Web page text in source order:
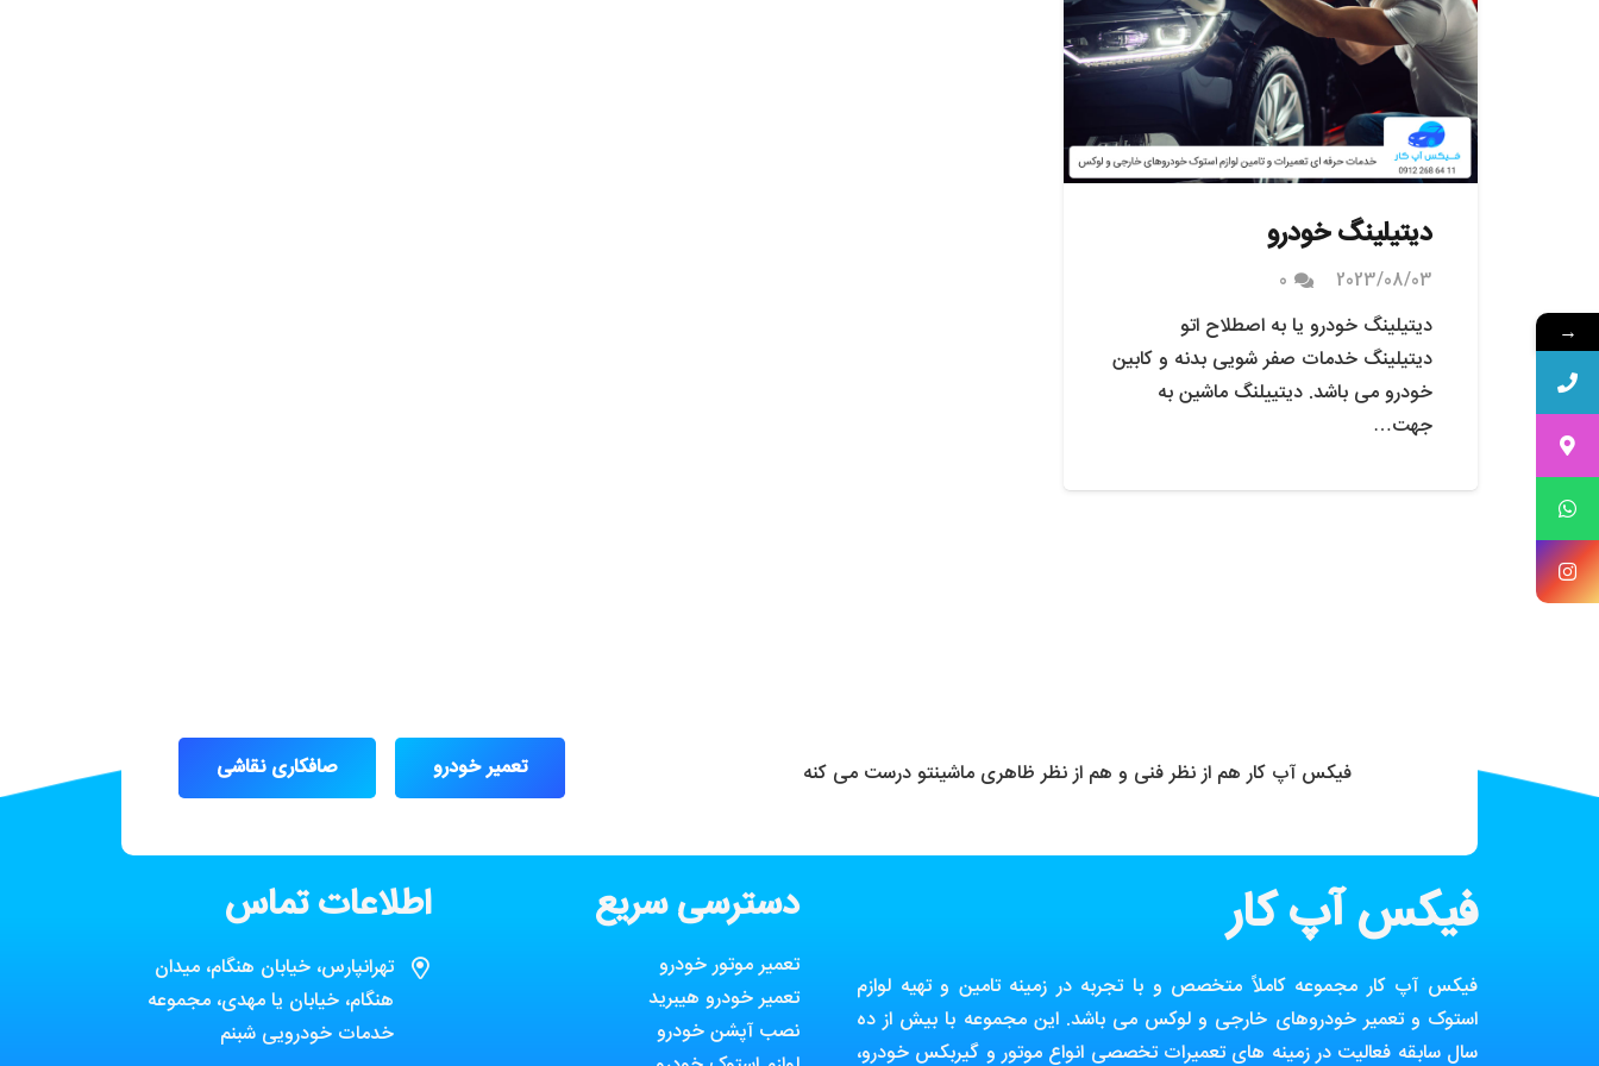
دیتیلینگ خودرو
2023/08/03
0
دیتیلینگ خودرو یا به اصطلاح اتو
دیتیلینگ خدمات صفر شویی بدنه و کابین
خودرو می باشد. دیتییلنگ ماشین به
جهت…
فیکس آپ کار هم از نظر فنی و هم از نظر ظاهری ماشینتو درست می کنه تعمیر خودرو صافکاری نقاشی
فیکس آپ کار
فیکس آپ کار مجموعه کاملاً متخصص و با تجربه در زمینه تامین و تهیه لوازم
استوک و تعمیر خودروهای خارجی و لوکس می باشد. این مجموعه با بیش از ده
سال سابقه فعالیت در زمینه های تعمیرات تخصصی انواع موتور و گیربکس خودرو،
دسترسی سریع
تعمیر موتور خودرو
تعمیر خودرو هیبرید
نصب آپشن خودرو
اطلاعات تماس
تهرانپارس، خیابان هنگام، میدان
هنگام، خیابان یا مهدی، مجموعه
خدمات خودرویی شبنم
→